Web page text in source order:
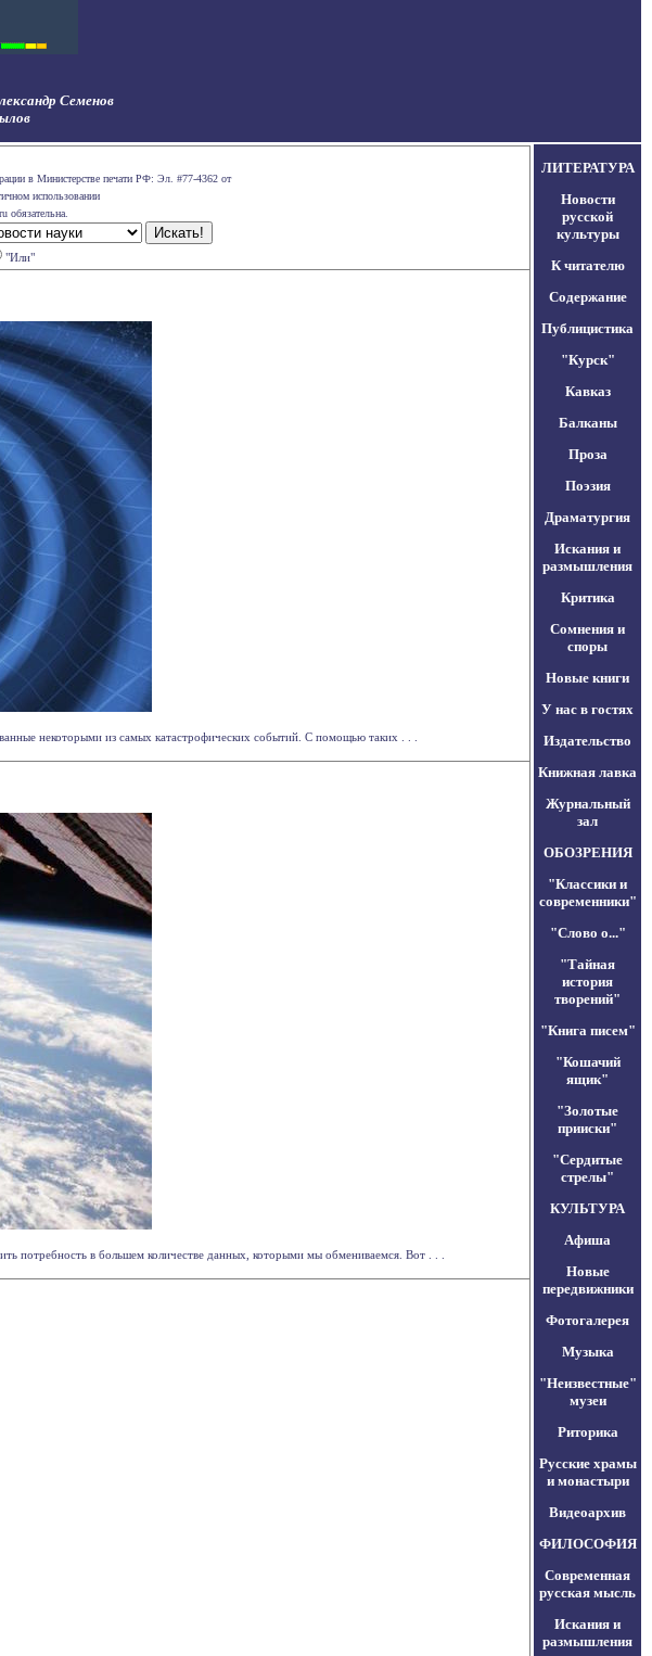
Семенов
в Министерстве печати РФ: Эл. #77-4362 от
использовании
обязательна.
"Или"
некоторыми из самых катастрофических событий. С помощью таких . . .
потребность в большем количестве данных, которыми мы обмениваемся. Вот . . .
ЛИТЕРАТУРА
Новости
русской
культуры
К читателю
Содержание
Публицистика
"Курск"
Кавказ
Балканы
Проза
Поэзия
Драматургия
Искания и
размышления
Критика
Сомнения и
споры
Новые книги
У нас в гостях
Издательство
Книжная лавка
Журнальный
зал
ОБОЗРЕНИЯ
"Классики и
современники"
"Слово о..."
"Тайная
история
творений"
"Книга писем"
"Кошачий
ящик"
"Золотые
прииски"
"Сердитые
стрелы"
КУЛЬТУРА
Афиша
Новые
передвижники
Фотогалерея
Музыка
"Неизвестные"
музеи
Риторика
Русские храмы
и монастыри
Видеоархив
ФИЛОСОФИЯ
Современная
русская мысль
Искания и
размышления